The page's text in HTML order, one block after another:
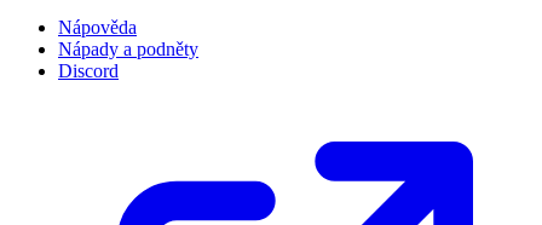
Nápověda
Nápady a podněty
Discord